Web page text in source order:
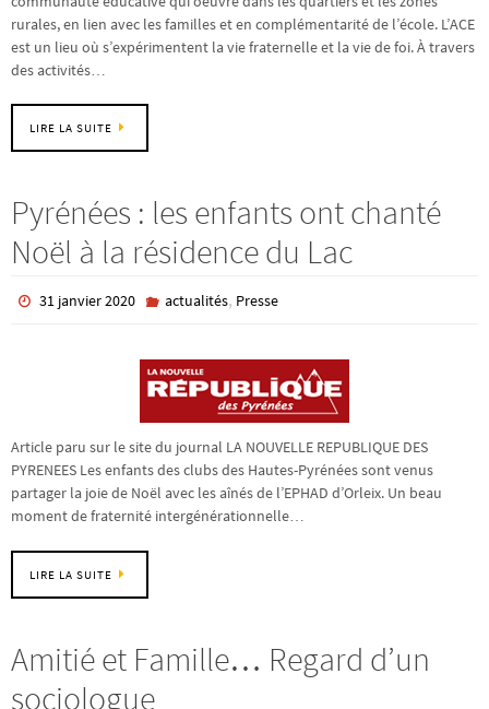
rurales, en lien avec les familles et en complémentarité de l’école. L’ACE
est un lieu où s’expérimentent la vie fraternelle et la vie de foi. À travers
des activités…
LIRE LA SUITE
Pyrénées : les enfants ont chanté
Noël à la résidence du Lac
31 janvier 2020 actualités, Presse
Article paru sur le site du journal LA NOUVELLE REPUBLIQUE DES
PYRENEES Les enfants des clubs des Hautes-Pyrénées sont venus
partager la joie de Noël avec les aînés de l’EPHAD d’Orleix. Un beau
moment de fraternité intergénérationnelle…
LIRE LA SUITE
Amitié et Famille… Regard d’un
sociologue